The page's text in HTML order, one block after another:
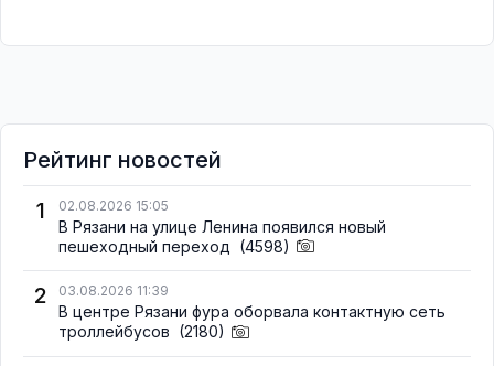
Рейтинг новостей
1
02.08.2026 15:05
В Рязани на улице Ленина появился новый
пешеходный переход (4598)
2 03.08.2026 11:39
В центре Рязани фура оборвала контактную сеть
троллейбусов (2180)